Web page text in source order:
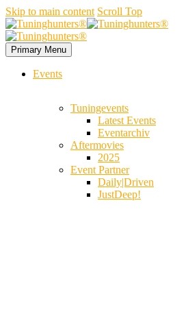
Skip to main content Scroll Top
Primary Menu
Events
Tuningevents
Latest Events
Eventarchiv
Aftermovies
2025
Event Partner
Daily|Driven
JustDeep!